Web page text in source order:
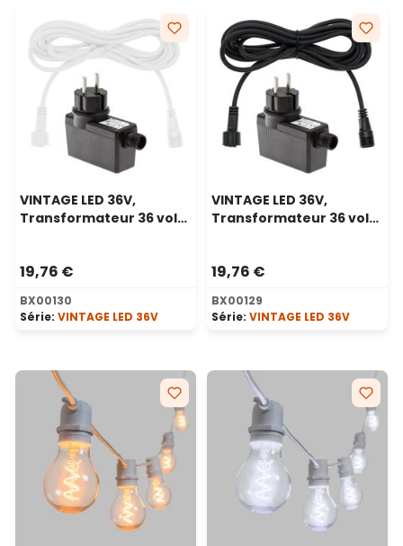
VINTAGE LED 36V,
Transformateur 36 volt,
câble blanc
19,76 €
BX00130
Série: VINTAGE LED 36V
VINTAGE LED 36V,
Transformateur 36 volt,
câble noir
19,76 €
BX00129
Série: VINTAGE LED 36V